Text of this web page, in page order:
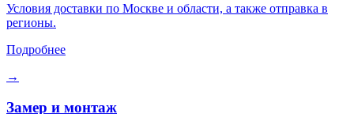
Условия доставки по Москве и области, а также отправка в
регионы.
Подробнее
→
Замер и монтаж